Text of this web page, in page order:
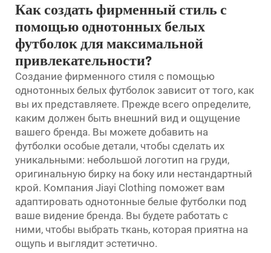
Как создать фирменный стиль с
помощью однотонных белых
футболок для максимальной
привлекательности?
Создание фирменного стиля с помощью
однотонных белых футболок зависит от того, как
вы их представляете. Прежде всего определите,
каким должен быть внешний вид и ощущение
вашего бренда. Вы можете добавить на
футболки особые детали, чтобы сделать их
уникальными: небольшой логотип на груди,
оригинальную бирку на боку или нестандартный
крой. Компания Jiayi Clothing поможет вам
адаптировать однотонные белые футболки под
ваше видение бренда. Вы будете работать с
ними, чтобы выбрать ткань, которая приятна на
ощупь и выглядит эстетично.